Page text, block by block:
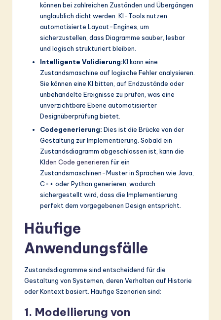
können bei zahlreichen Zuständen und Übergängen
unglaublich dicht werden. KI-Tools nutzen
automatisierte Layout-Engines, um
sicherzustellen, dass Diagramme sauber, lesbar
und logisch strukturiert bleiben.
Intelligente Validierung:KI kann eine
Zustandsmaschine auf logische Fehler analysieren.
Sie können eine KI bitten, auf Endzustände oder
unbehandelte Ereignisse zu prüfen, was eine
unverzichtbare Ebene automatisierter
Designüberprüfung bietet.
Codegenerierung: Dies ist die Brücke von der
Gestaltung zur Implementierung. Sobald ein
Zustandsdiagramm abgeschlossen ist, kann die
KIden Code generieren für ein
Zustandsmaschinen-Muster in Sprachen wie Java,
C++ oder Python generieren, wodurch
sichergestellt wird, dass die Implementierung
perfekt dem vorgegebenen Design entspricht.
Häufige
Anwendungsfälle
Zustandsdiagramme sind entscheidend für die
Gestaltung von Systemen, deren Verhalten auf Historie
oder Kontext basiert. Häufige Szenarien sind:
1. Modellierung von